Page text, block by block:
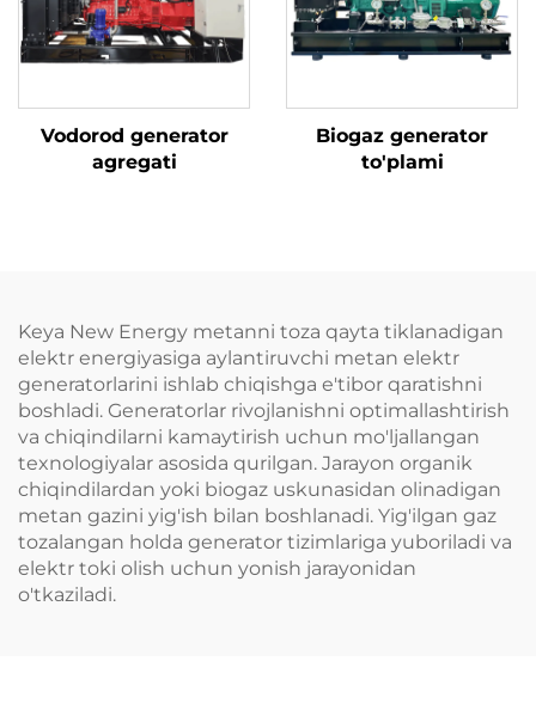
Vodorod generator
agregati
Biogaz generator
to'plami
Keya New Energy metanni toza qayta tiklanadigan
elektr energiyasiga aylantiruvchi metan elektr
generatorlarini ishlab chiqishga e'tibor qaratishni
boshladi. Generatorlar rivojlanishni optimallashtirish
va chiqindilarni kamaytirish uchun mo'ljallangan
texnologiyalar asosida qurilgan. Jarayon organik
chiqindilardan yoki biogaz uskunasidan olinadigan
metan gazini yig'ish bilan boshlanadi. Yig'ilgan gaz
tozalangan holda generator tizimlariga yuboriladi va
elektr toki olish uchun yonish jarayonidan
o'tkaziladi.